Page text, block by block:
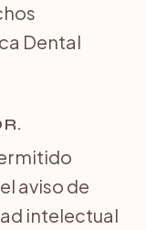
Dental
aviso de
intelectual